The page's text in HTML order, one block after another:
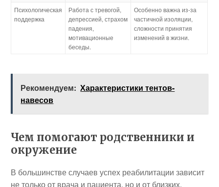
Психологическая
поддержка
Работа с тревогой,
депрессией, страхом
падения,
мотивационные
беседы.
Особенно важна из-за
частичной изоляции,
сложности принятия
изменений в жизни.
Рекомендуем: Характеристики тентов-
навесов
Чем помогают родственники и
окружение
В большинстве случаев успех реабилитации зависит
не только от врача и пациента, но и от близких.